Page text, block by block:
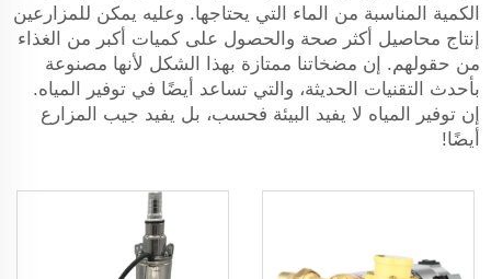
الكمية المناسبة من الماء التي يحتاجها. وعليه يمكن للمزارعين
إنتاج محاصيل أكثر صحة والحصول على كميات أكبر من الغذاء
من حقولهم. إن مضخاتنا ممتازة بهذا الشكل لأنها مصنوعة
بأحدث التقنيات الحديثة، والتي تساعد أيضًا في توفير المياه.
إن توفير المياه لا يفيد البيئة فحسب، بل يفيد جيب المزارع
أيضًا!